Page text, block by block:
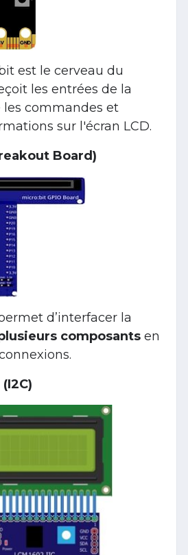
est le cerveau du
les entrées de la
commandes et
sur l'écran LCD.
Board)
d’interfacer la
composants en